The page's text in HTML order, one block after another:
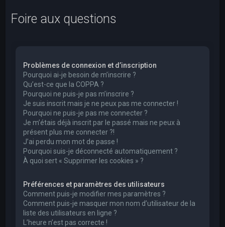
Foire aux questions
Problèmes de connexion et d’inscription
Pourquoi ai-je besoin de m’inscrire ?
Qu’est-ce que la COPPA ?
Pourquoi ne puis-je pas m’inscrire ?
Je suis inscrit mais je ne peux pas me connecter !
Pourquoi ne puis-je pas me connecter ?
Je m’étais déjà inscrit par le passé mais ne peux à
présent plus me connecter ?!
J’ai perdu mon mot de passe !
Pourquoi suis-je déconnecté automatiquement ?
À quoi sert « Supprimer les cookies » ?
Préférences et paramètres des utilisateurs
Comment puis-je modifier mes paramètres ?
Comment puis-je masquer mon nom d’utilisateur de la
liste des utilisateurs en ligne ?
L’heure n’est pas correcte !